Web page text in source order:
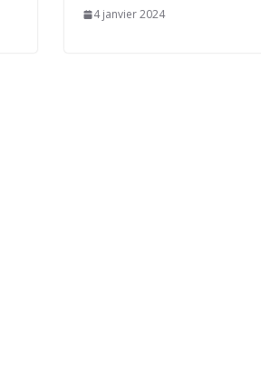
4 janvier 2024